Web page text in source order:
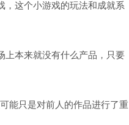
，这个小游戏的玩法和成就系
上本来就没有什么产品，只要
能只是对前人的作品进行了重